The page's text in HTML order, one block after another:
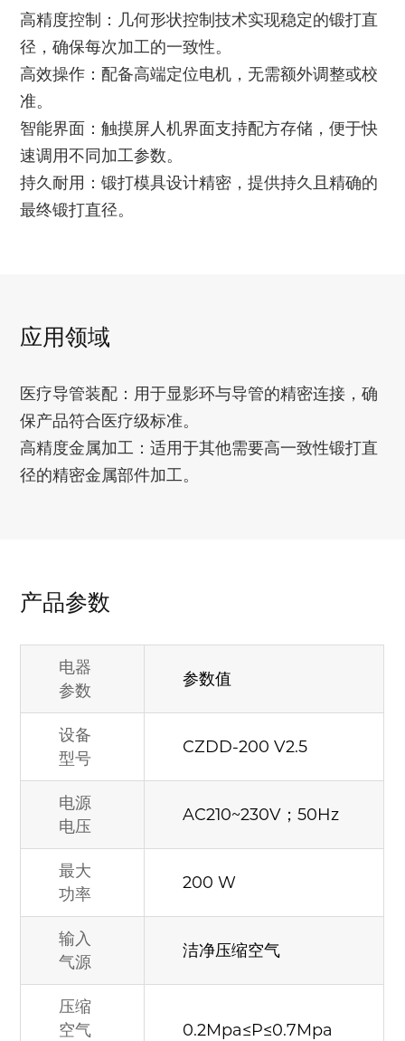
高精度控制：几何形状控制技术实现稳定的锻打直
径，确保每次加工的一致性。
高效操作：配备高端定位电机，无需额外调整或校
准。
智能界面：触摸屏人机界面支持配方存储，便于快
速调用不同加工参数。
持久耐用：锻打模具设计精密，提供持久且精确的
最终锻打直径。
应用领域
医疗导管装配：用于显影环与导管的精密连接，确
保产品符合医疗级标准。
高精度金属加工：适用于其他需要高一致性锻打直
径的精密金属部件加工。
产品参数
电器
参数
参数值
设备
型号
CZDD-200 V2.5
电源
电压
AC210~230V；50Hz
最大
功率
200 W
输入
气源
洁净压缩空气
压缩
空气
0.2Mpa≤P≤0.7Mpa